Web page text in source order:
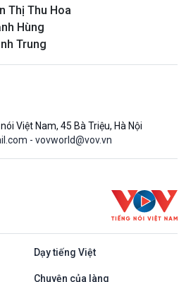
Thị Thu Hoa
Hùng
Trung
Việt Nam, 45 Bà Triệu, Hà Nội
- vovworld@vov.vn
Dạy tiếng Việt
Chuyện của làng